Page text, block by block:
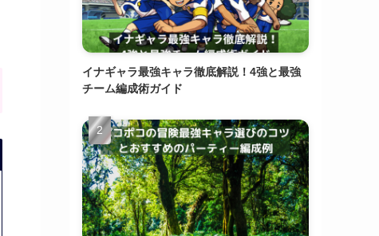
イナギャラ最強キャラ徹底解説！4強と最強
チーム編成術ガイド